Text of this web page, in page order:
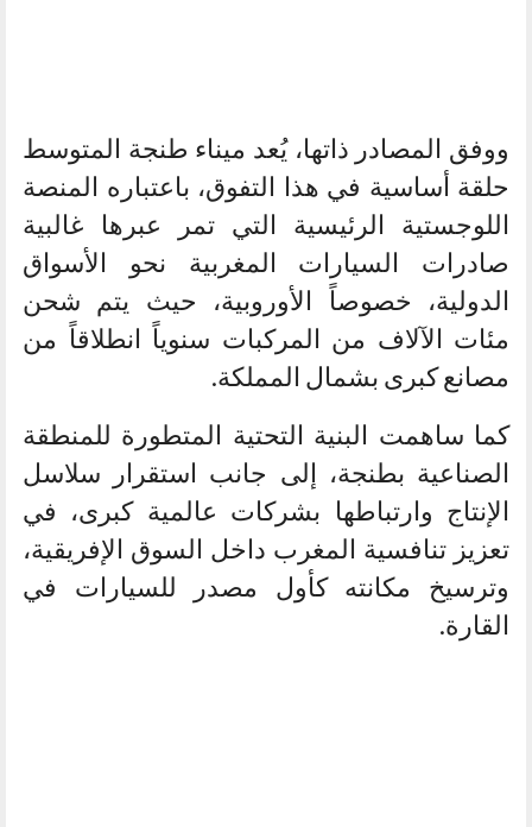
ووفق المصادر ذاتها، يُعد ميناء طنجة المتوسط
حلقة أساسية في هذا التفوق، باعتباره المنصة
اللوجستية الرئيسية التي تمر عبرها غالبية
صادرات السيارات المغربية نحو الأسواق
الدولية، خصوصاً الأوروبية، حيث يتم شحن
مئات الآلاف من المركبات سنوياً انطلاقاً من
مصانع كبرى بشمال المملكة.
كما ساهمت البنية التحتية المتطورة للمنطقة
الصناعية بطنجة، إلى جانب استقرار سلاسل
الإنتاج وارتباطها بشركات عالمية كبرى، في
تعزيز تنافسية المغرب داخل السوق الإفريقية،
وترسيخ مكانته كأول مصدر للسيارات في
القارة.